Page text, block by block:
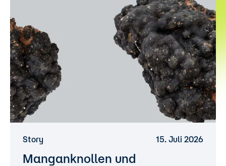
Story 15. Juli 2026
Manganknollen und